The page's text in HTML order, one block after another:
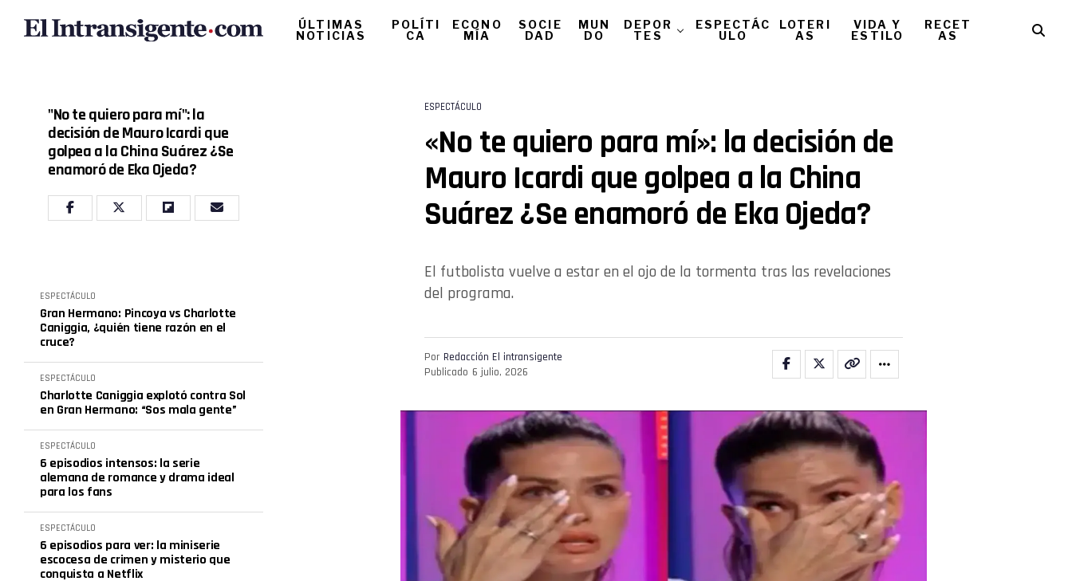
ÚLTIMAS
NOTICIAS
POLÍTI
CA
ECONO
MÍA
SOCIE
DAD
MUN
DO
DEPOR
TES
ESPECTÁC
ULO
LOTERI
AS
VIDA Y
ESTILO
RECET
AS
"No te quiero para mí": la
decisión de Mauro Icardi que
golpea a la China Suárez ¿Se
enamoró de Eka Ojeda?
ESPECTÁCULO
Gran Hermano: Pincoya vs Charlotte
Caniggia, ¿quién tiene razón en el
cruce?
ESPECTÁCULO
Charlotte Caniggia explotó contra Sol
en Gran Hermano: “Sos mala gente”
ESPECTÁCULO
6 episodios intensos: la serie
alemana de romance y drama ideal
para los fans
ESPECTÁCULO
6 episodios para ver: la miniserie
escocesa de crimen y misterio que
conquista a Netflix
ESPECTÁCULO
«No te quiero para mí»: la decisión de
Mauro Icardi que golpea a la China
Suárez ¿Se enamoró de Eka Ojeda?
El futbolista vuelve a estar en el ojo de la tormenta tras las revelaciones
del programa.
Por Redacción El intransigente
Publicado 6 julio, 2026